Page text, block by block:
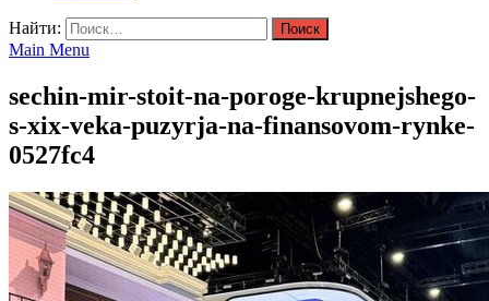
Найти:
Main Menu
sechin-mir-stoit-na-poroge-krupnejshego-
s-xix-veka-puzyrja-na-finansovom-rynke-
0527fc4